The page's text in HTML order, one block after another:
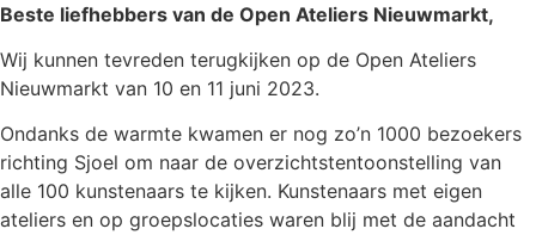
Beste liefhebbers van de Open Ateliers Nieuwmarkt,
Wij kunnen tevreden terugkijken op de Open Ateliers
Nieuwmarkt van 10 en 11 juni 2023.
Ondanks de warmte kwamen er nog zo’n 1000 bezoekers
richting Sjoel om naar de overzichtstentoonstelling van
alle 100 kunstenaars te kijken. Kunstenaars met eigen
ateliers en op groepslocaties waren blij met de aandacht